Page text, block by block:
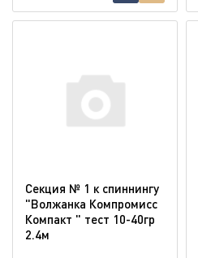
Секция № 1 к спиннингу
"Волжанка Компромисс
Компакт " тест 10-40гр
2.4м